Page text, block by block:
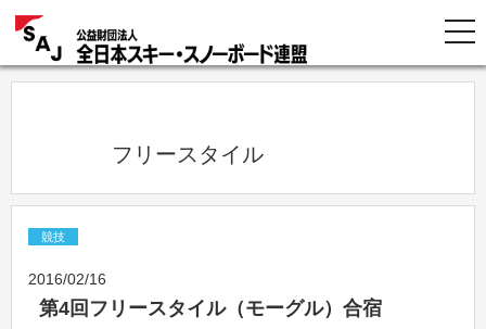
            フリースタイル
競技
2016/02/16
第4回フリースタイル（モーグル）合宿